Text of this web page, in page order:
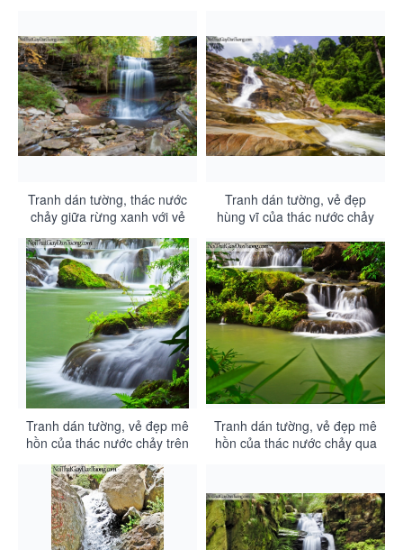
Tranh dán tường, thác nước
chảy giữa rừng xanh với vẻ
DA3133
Tranh dán tường, vẻ đẹp
hùng vĩ của thác nước chảy
đá DA3132
Tranh dán tường, vẻ đẹp mê
hồn của thác nước chảy trên
Tranh dán tường, vẻ đẹp mê
hồn của thác nước chảy qua